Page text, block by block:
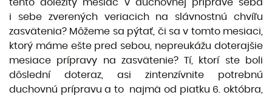
tento dôležitý mesiac v duchovnej príprave seba
i sebe zverených veriacich na slávnostnú chvíľu
zasvätenia? Môžeme sa pýtať, či sa v tomto mesiaci,
ktorý máme ešte pred sebou, nepreukážu doterajšie
mesiace prípravy na zasvätenie? Tí, ktorí ste boli
dôslední doteraz, asi zintenzívnite potrebnú
duchovnú prípravu a to najmä od piatku 6. októbra,